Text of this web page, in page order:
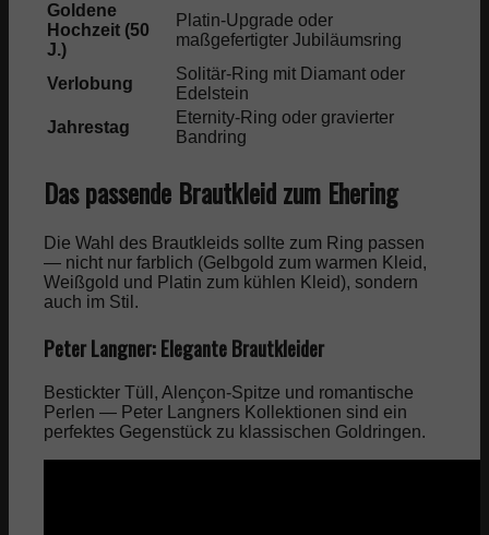
Goldene
Hochzeit (50
J.)
Platin-Upgrade oder
maßgefertigter Jubiläumsring
Verlobung
Solitär-Ring mit Diamant oder
Edelstein
Jahrestag
Eternity-Ring oder gravierter
Bandring
Das passende Brautkleid zum Ehering
Die Wahl des Brautkleids sollte zum Ring passen
— nicht nur farblich (Gelbgold zum warmen Kleid,
Weißgold und Platin zum kühlen Kleid), sondern
auch im Stil.
Peter Langner: Elegante Brautkleider
Bestickter Tüll, Alençon-Spitze und romantische
Perlen — Peter Langners Kollektionen sind ein
perfektes Gegenstück zu klassischen Goldringen.